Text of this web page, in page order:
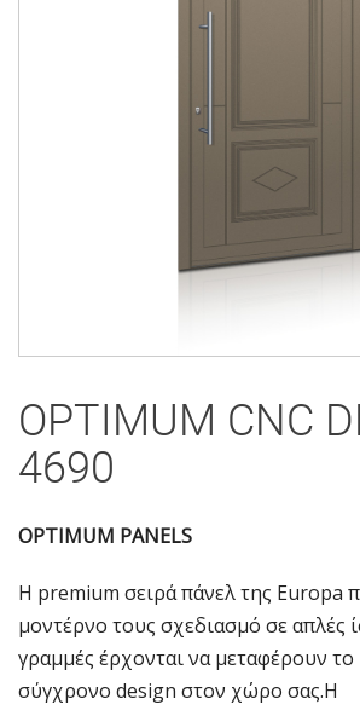
OPTIMUM CNC
4690
OPTIMUM PANELS
Η premium σειρά πάνελ της Europa
μοντέρνο τους σχεδιασμό σε απλές
γραμμές έρχονται να μεταφέρουν το
σύγχρονο design στον χώρο σας.Η